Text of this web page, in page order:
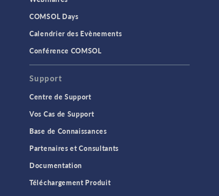
COMSOL Days
Calendrier des Evènements
Conférence COMSOL
Support
Centre de Support
Vos Cas de Support
Base de Connaissances
Partenaires et Consultants
Documentation
Téléchargement Produit